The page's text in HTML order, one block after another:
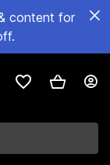
content for